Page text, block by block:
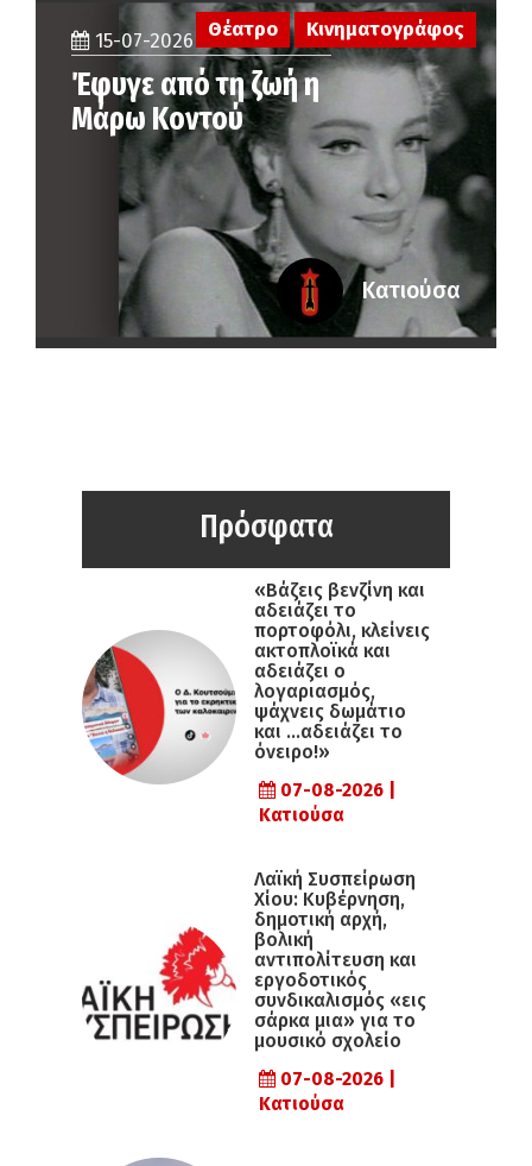
15-07-2026
Έφυγε από τη ζωή η
Μάρω Κοντού
Θέατρο Κινηματογράφος
Κατιούσα
Πρόσφατα
«Βάζεις βενζίνη και
αδειάζει το
πορτοφόλι, κλείνεις
ακτοπλοϊκά και
αδειάζει ο
λογαριασμός,
ψάχνεις δωμάτιο
και …αδειάζει το
όνειρο!»
07-08-2026 |
Κατιούσα
Λαϊκή Συσπείρωση
Χίου: Κυβέρνηση,
δημοτική αρχή,
βολική
αντιπολίτευση και
εργοδοτικός
συνδικαλισμός «εις
σάρκα μια» για το
μουσικό σχολείο
07-08-2026 |
Κατιούσα